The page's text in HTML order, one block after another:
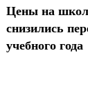
Цены на
снизились
учебного года